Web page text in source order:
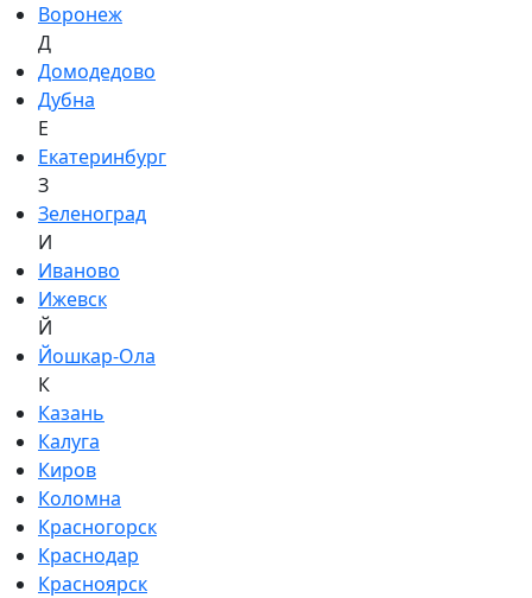
Воронеж
Д
Домодедово
Дубна
Е
Екатеринбург
З
Зеленоград
И
Иваново
Ижевск
Й
Йошкар-Ола
К
Казань
Калуга
Киров
Коломна
Красногорск
Краснодар
Красноярск